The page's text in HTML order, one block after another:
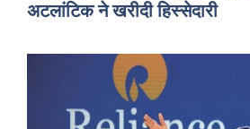
अटलांटिक ने खरीदी हिस्सेदारी